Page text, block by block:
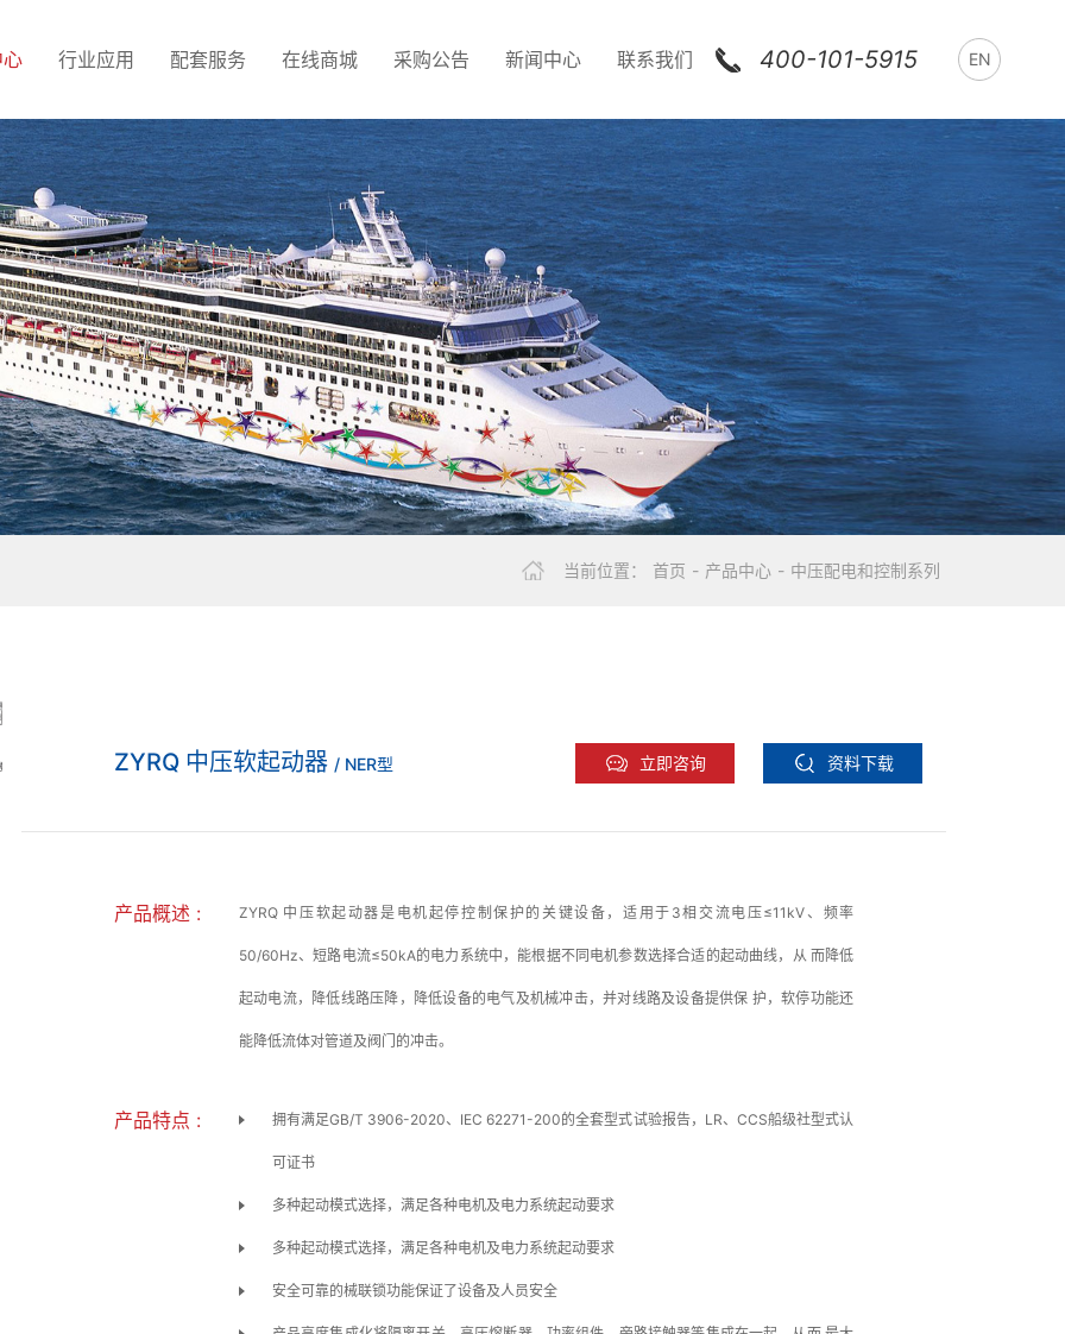
行业应用 配套服务 在线商城 采购公告 新闻中心 联系我们 400-101-5915 EN
当前位置： 首页 - 产品中心 - 中压配电和控制系列
ZYRQ 中压软起动器 / NER型 立即咨询 资料下载
产品概述 : ZYRQ 中压软起动器是电机起停控制保护的关键设备，适用于3相交流电压≤11kV、频率
50/60Hz、短路电流≤50kA的电力系统中，能根据不同电机参数选择合适的起动曲线，从 而降低
起动电流，降低线路压降，降低设备的电气及机械冲击，并对线路及设备提供保 护，软停功能还
能降低流体对管道及阀门的冲击。
产品特点 : 拥有满足GB/T 3906-2020、IEC 62271-200的全套型式试验报告，LR、CCS船级社型式认
可证书
多种起动模式选择，满足各种电机及电力系统起动要求
多种起动模式选择，满足各种电机及电力系统起动要求
安全可靠的械联锁功能保证了设备及人员安全